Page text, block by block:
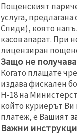
Пощенският
услуга,
Спиди), която
касов апарат. При
лицензиран
Защо не
Когато плащате
издава фискален
Н-18 на
който куриерът
платеж, е Вашият
Важни